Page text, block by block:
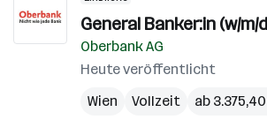
General Banker:in (w/m/
Oberbank AG
Heute veröffentlicht
Wien
Vollzeit ab